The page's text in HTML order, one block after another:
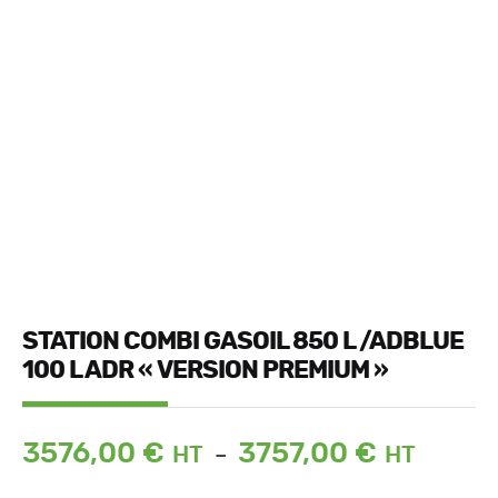
STATION COMBI GASOIL 850 L /ADBLUE
100 L ADR « VERSION PREMIUM »
3576,00 € – 3757,00 €
Plage